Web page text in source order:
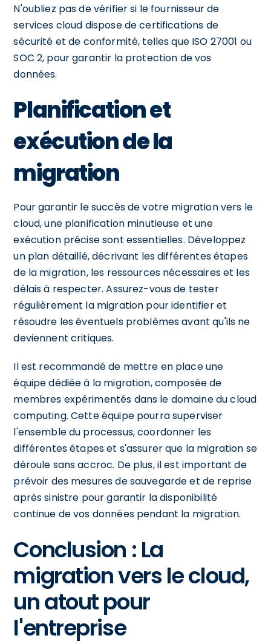
N'oubliez pas de vérifier si le fournisseur de
services cloud dispose de certifications de
sécurité et de conformité, telles que ISO 27001 ou
SOC 2, pour garantir la protection de vos
données.
Planification et
exécution de la
migration
Pour garantir le succès de votre migration vers le
cloud, une planification minutieuse et une
exécution précise sont essentielles. Développez
un plan détaillé, décrivant les différentes étapes
de la migration, les ressources nécessaires et les
délais à respecter. Assurez-vous de tester
régulièrement la migration pour identifier et
résoudre les éventuels problèmes avant qu'ils ne
deviennent critiques.
Il est recommandé de mettre en place une
équipe dédiée à la migration, composée de
membres expérimentés dans le domaine du cloud
computing. Cette équipe pourra superviser
l'ensemble du processus, coordonner les
différentes étapes et s'assurer que la migration se
déroule sans accroc. De plus, il est important de
prévoir des mesures de sauvegarde et de reprise
après sinistre pour garantir la disponibilité
continue de vos données pendant la migration.
Conclusion : La
migration vers le cloud,
un atout pour
l'entreprise